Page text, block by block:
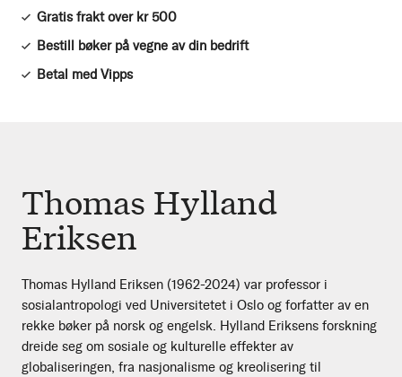
Gratis frakt over kr 500
Bestill bøker på vegne av din bedrift
Betal med Vipps
Thomas Hylland
Eriksen
Thomas Hylland Eriksen (1962-2024) var professor i
sosialantropologi ved Universitetet i Oslo og forfatter av en
rekke bøker på norsk og engelsk. Hylland Eriksens forskning
dreide seg om sosiale og kulturelle effekter av
globaliseringen, fra nasjonalisme og kreolisering til